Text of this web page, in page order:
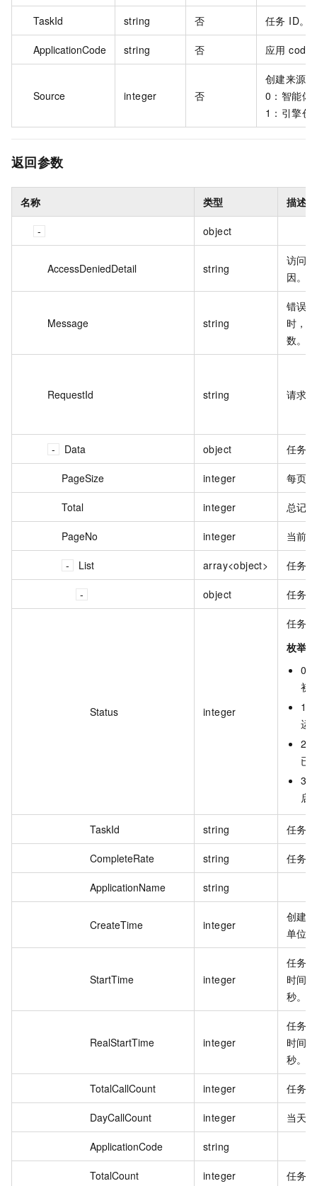
TaskId string 否 任务 ID。
ApplicationCode string 否 应用 code
Source integer 否
创建来源
0：智能体
1：引擎创
返回参数
名称 类型 描述
object
AccessDeniedDetail string
访问
因。
Message string
错误
时，
数。
RequestId string 请求
Data object 任务
PageSize integer 每页
Total integer 总记
PageNo integer 当前
List array<object> 任务
object 任务
Status integer
任务
枚举
0 :
初
1 :
运
2 :
已
3 :
启
TaskId string 任务
CompleteRate string 任务
ApplicationName string
CreateTime integer
创建
单位
StartTime integer
任务
时间
秒。
RealStartTime integer
任务
时间
秒。
TotalCallCount integer 任务
DayCallCount integer 当天
ApplicationCode string
TotalCount integer 任务